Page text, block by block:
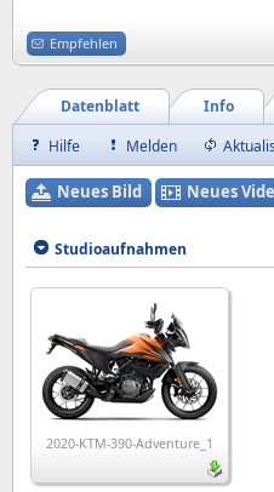
Empfehlen
Info
Datenblatt
Hilfe
Melden
Neues Bild Neues
Studioaufnahmen
2020-KTM-390-Adventure_1